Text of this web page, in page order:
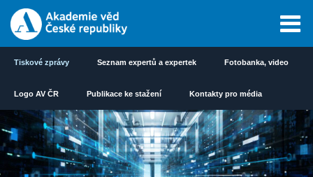
Tiskové zprávy Seznam expertů a expertek Fotobanka, video
Logo AV ČR Publikace ke stažení Kontakty pro média